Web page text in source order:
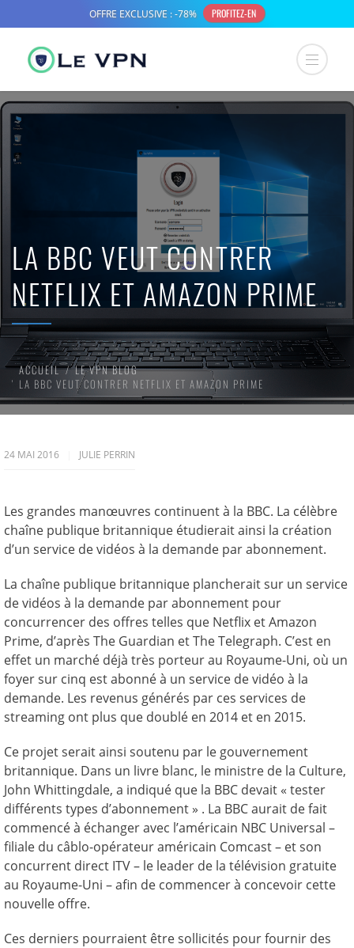
LA BBC VEUT CONTRER
NETFLIX ET AMAZON PRIME
ACCUEIL
LE VPN BLOG
LA BBC VEUT CONTRER NETFLIX ET AMAZON PRIME
24 MAI 2016 JULIE PERRIN
Les grandes manœuvres continuent à la BBC. La célèbre
chaîne publique britannique étudierait ainsi la création
d’un service de vidéos à la demande par abonnement.
La chaîne publique britannique plancherait sur un service
de vidéos à la demande par abonnement pour
concurrencer des offres telles que Netflix et Amazon
Prime, d’après The Guardian et The Telegraph. C’est en
effet un marché déjà très porteur au Royaume-Uni, où un
foyer sur cinq est abonné à un service de vidéo à la
demande. Les revenus générés par ces services de
streaming ont plus que doublé en 2014 et en 2015.
Ce projet serait ainsi soutenu par le gouvernement
britannique. Dans un livre blanc, le ministre de la Culture,
John Whittingdale, a indiqué que la BBC devait « tester
différents types d’abonnement » . La BBC aurait de fait
commencé à échanger avec l’américain NBC Universal –
filiale du câblo-opérateur américain Comcast – et son
concurrent direct ITV – le leader de la télévision gratuite
au Royaume-Uni – afin de commencer à concevoir cette
nouvelle offre.
Ces derniers pourraient être sollicités pour fournir des